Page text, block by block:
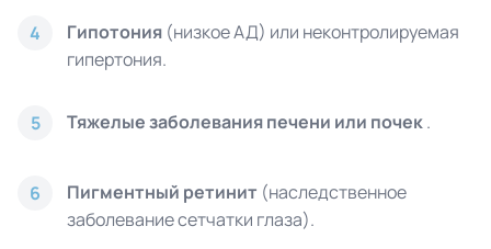
4 Гипотония (низкое АД) или неконтролируемая
гипертония.
5 Тяжелые заболевания печени или почек.
6 Пигментный ретинит (наследственное
заболевание сетчатки глаза).